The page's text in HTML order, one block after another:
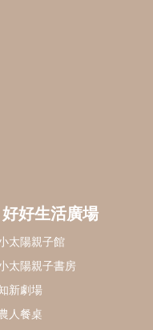
小太陽親子書房
9:00～18:00)
明